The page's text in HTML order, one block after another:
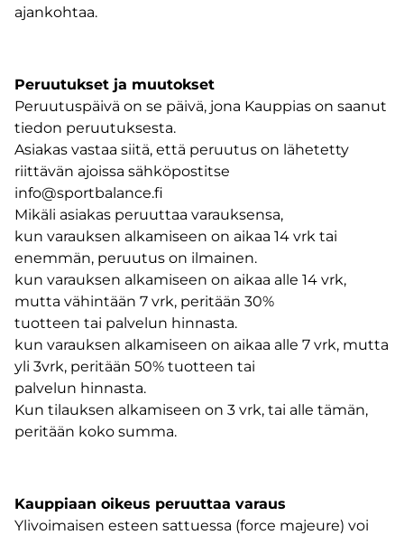
ajankohtaa.
Peruutukset ja muutokset
Peruutuspäivä on se päivä, jona Kauppias on saanut
tiedon peruutuksesta.
Asiakas vastaa siitä, että peruutus on lähetetty
riittävän ajoissa sähköpostitse
info@sportbalance.fi
Mikäli asiakas peruuttaa varauksensa,
kun varauksen alkamiseen on aikaa 14 vrk tai
enemmän, peruutus on ilmainen.
kun varauksen alkamiseen on aikaa alle 14 vrk,
mutta vähintään 7 vrk, peritään 30%
tuotteen tai palvelun hinnasta.
kun varauksen alkamiseen on aikaa alle 7 vrk, mutta
yli 3vrk, peritään 50% tuotteen tai
palvelun hinnasta.
Kun tilauksen alkamiseen on 3 vrk, tai alle tämän,
peritään koko summa.
Kauppiaan oikeus peruuttaa varaus
Ylivoimaisen esteen sattuessa (force majeure) voi